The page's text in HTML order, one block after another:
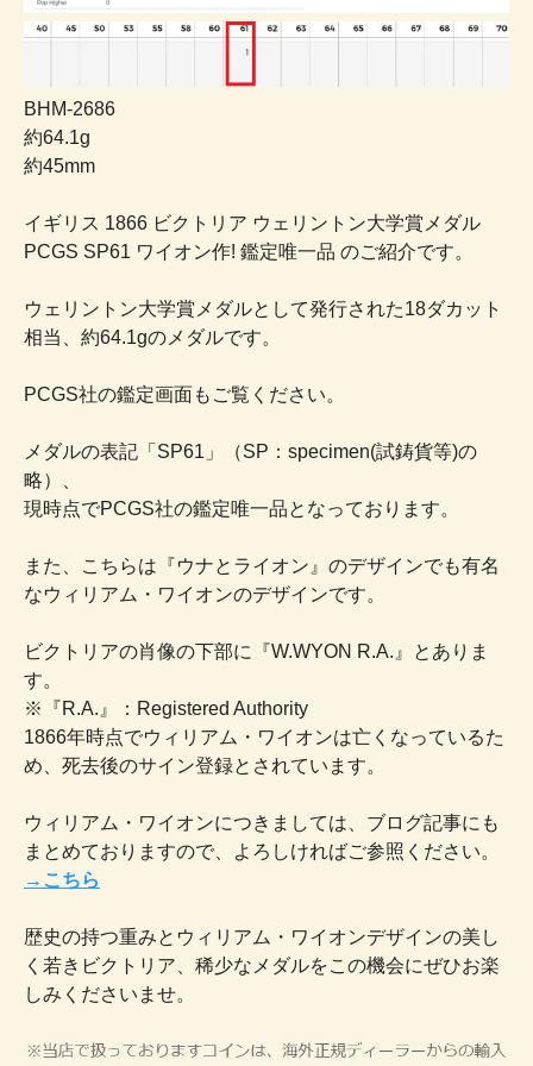
BHM-2686
約64.1g
約45mm
イギリス 1866 ビクトリア ウェリントン大学賞メダル
PCGS SP61 ワイオン作! 鑑定唯一品 のご紹介です。
ウェリントン大学賞メダルとして発行された18ダカット
相当、約64.1gのメダルです。
PCGS社の鑑定画面もご覧ください。
メダルの表記「SP61」（SP：specimen(試鋳貨等)の
略）、
現時点でPCGS社の鑑定唯一品となっております。
また、こちらは『ウナとライオン』のデザインでも有名
なウィリアム・ワイオンのデザインです。
ビクトリアの肖像の下部に『W.WYON R.A.』とありま
す。
※『R.A.』：Registered Authority
1866年時点でウィリアム・ワイオンは亡くなっているた
め、死去後のサイン登録とされています。
ウィリアム・ワイオンにつきましては、ブログ記事にも
まとめておりますので、よろしければご参照ください。
→こちら
歴史の持つ重みとウィリアム・ワイオンデザインの美し
く若きビクトリア、稀少なメダルをこの機会にぜひお楽
しみくださいませ。